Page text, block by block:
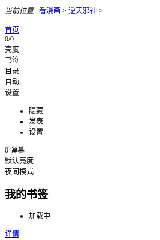
当前位置: 看漫画 > 逆天邪神 >
首页
0/0
亮度
书签
目录
自动
设置
隐藏
发表
设置
0 弹幕
默认亮度
夜间模式
我的书签
加载中...
详情